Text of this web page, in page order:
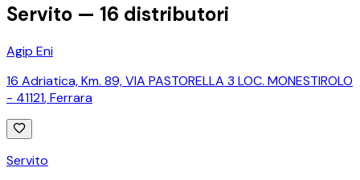
Servito — 16 distributori
Agip Eni
16 Adriatica, Km. 89, VIA PASTORELLA 3 LOC. MONESTIROLO
- 41121,Ferrara
Servito